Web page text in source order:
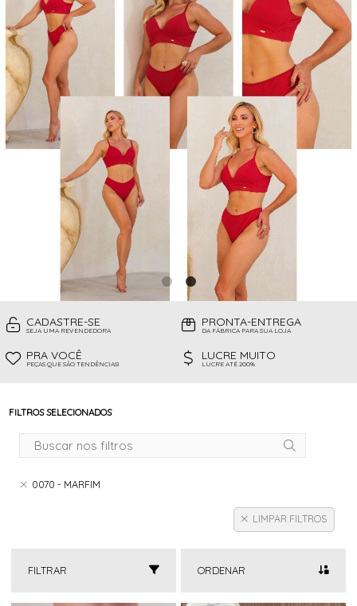
TOP
CINTAS
CONJUNTO DE LINGERIE SEM BOJO
FITNESS
MEIAS
PIJAMAS INFANTIL
PIJAMAS INVERNO
PIJAMAS VERÃO
TODOS DE PROMOÇÕES
CADASTRE-SE
SEJA UMA REVENDEDORA
PRONTA-ENTREGA
DA FÁBRICA PARA SUA LOJA
PRA VOCÊ
PEÇAS QUE SÃO TENDÊNCIAS!
LUCRE MUITO
LUCRE ATÉ 200%
FILTROS SELECIONADOS
0070 - MARFIM
LIMPAR FILTROS
FILTRAR ORDENAR